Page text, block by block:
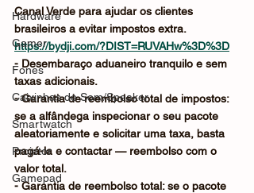
Hardware
Gamer
Fones
Caixinhas de Som/Speaker
Smartwatch
Projetor
Gamepad
Canal Verde para ajudar os clientes
brasileiros a evitar impostos extra.
https://bydji.com/?DIST=RUVAHw%3D%3D
- Desembaraço aduaneiro tranquilo e sem
taxas adicionais.
- Garantia de reembolso total de impostos:
se a alfândega inspecionar o seu pacote
aleatoriamente e solicitar uma taxa, basta
pagá-la e contactar — reembolso com o
valor total.
- Garantia de reembolso total: se o pacote